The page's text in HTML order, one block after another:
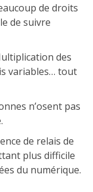
de droits
de suivre
des
variables… tout
n’osent pas
de relais de
plus difficile
du numérique.